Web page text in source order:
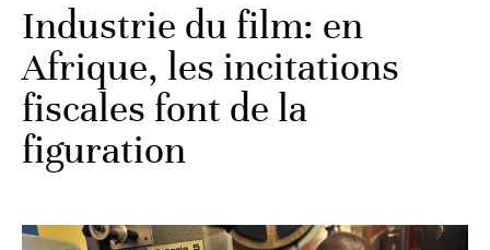
Industrie du film: en
Afrique, les incitations
fiscales font de la
figuration